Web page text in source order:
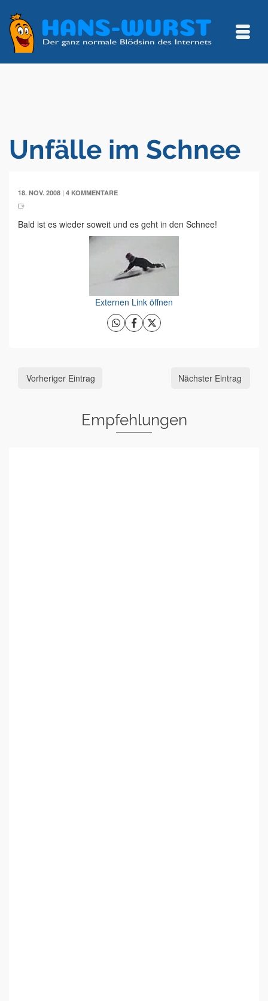
Unfälle im Schnee
18. NOV. 2008 | 4 KOMMENTARE
Bald ist es wieder soweit und es geht in den Schnee!
Externen Link öffnen
Vorheriger Eintrag Nächster Eintrag
Empfehlungen